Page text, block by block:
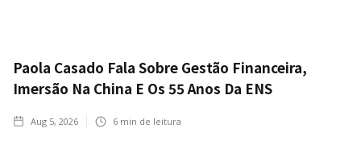
Paola Casado Fala Sobre Gestão Financeira,
Imersão Na China E Os 55 Anos Da ENS
Aug 5, 2026 6 min de leitura